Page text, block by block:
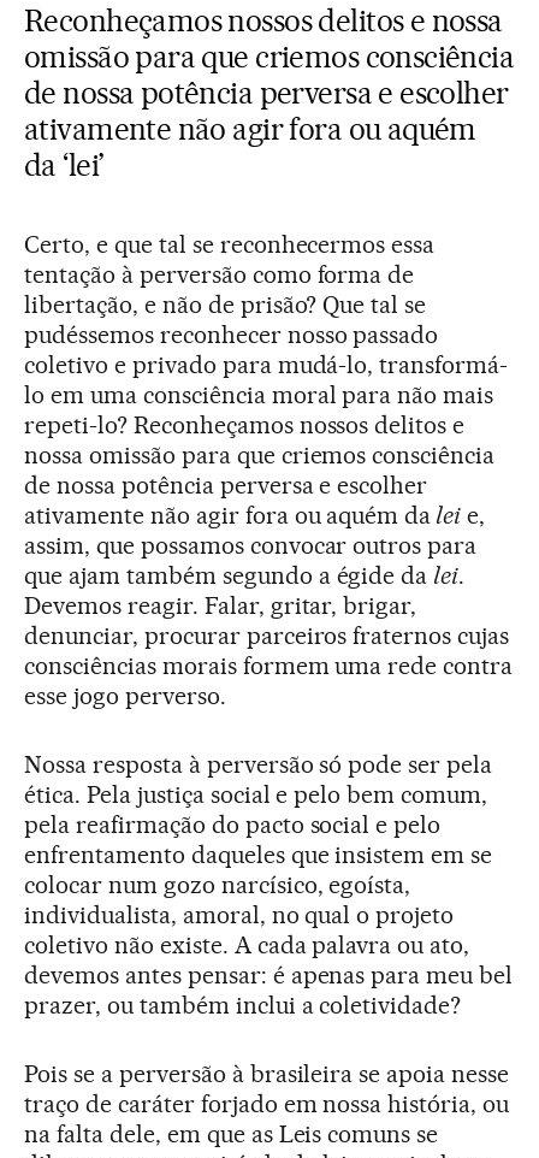
Reconheçamos nossos delitos e nossa
omissão para que criemos consciência
de nossa potência perversa e escolher
ativamente não agir fora ou aquém
da ‘lei’
Certo, e que tal se reconhecermos essa
tentação à perversão como forma de
libertação, e não de prisão? Que tal se
pudéssemos reconhecer nosso passado
coletivo e privado para mudá-lo, transformá-
lo em uma consciência moral para não mais
repeti-lo? Reconheçamos nossos delitos e
nossa omissão para que criemos consciência
de nossa potência perversa e escolher
ativamente não agir fora ou aquém da lei e,
assim, que possamos convocar outros para
que ajam também segundo a égide da lei.
Devemos reagir. Falar, gritar, brigar,
denunciar, procurar parceiros fraternos cujas
consciências morais formem uma rede contra
esse jogo perverso.
Nossa resposta à perversão só pode ser pela
ética. Pela justiça social e pelo bem comum,
pela reafirmação do pacto social e pelo
enfrentamento daqueles que insistem em se
colocar num gozo narcísico, egoísta,
individualista, amoral, no qual o projeto
coletivo não existe. A cada palavra ou ato,
devemos antes pensar: é apenas para meu bel
prazer, ou também inclui a coletividade?
Pois se a perversão à brasileira se apoia nesse
traço de caráter forjado em nossa história, ou
na falta dele, em que as Leis comuns se